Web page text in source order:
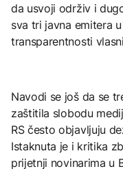
da usvoji održiv i
sva tri javna emitera
transparentnosti
Navodi se još da se
zaštitila slobodu
RS često objavljuju
Istaknuta je i kritika
prijetnji novinarima u